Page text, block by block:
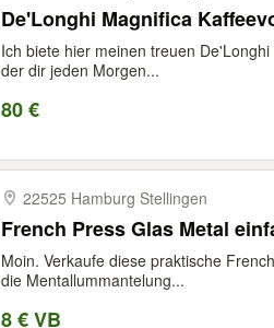
De'Longhi Magnifica
Ich biete hier meinen treuen
der dir jeden Morgen...
80 €
22525 Hamburg Stellingen
French Press Glas Metal
Moin. Verkaufe diese praktische
die Mentallummantelung...
8 € VB